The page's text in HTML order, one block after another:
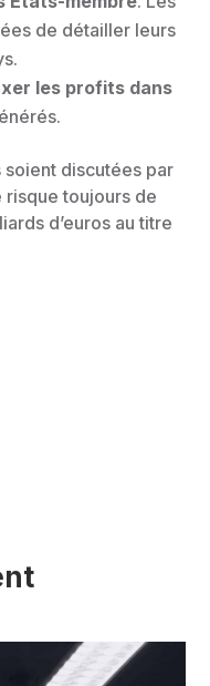
de détailler leurs
les profits dans
discutées par
risque toujours de
d’euros au titre